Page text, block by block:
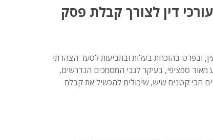
דין לצורך קבלת פסק
ובפרט בהוכחת בעלות ובתביעות לסעד הצהרתי
מאוד ספציפי, בעיקר לגבי המסמכים הנדרשים,
הכי קטנים שיש, שיכולים להכשיל את קבלת